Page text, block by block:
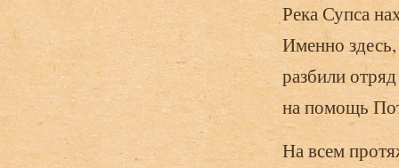
Река Супса
Именно
разбили
на помощь
На всем